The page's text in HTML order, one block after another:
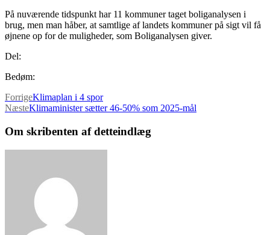
På nuværende tidspunkt har 11 kommuner taget boliganalysen i
brug, men man håber, at samtlige af landets kommuner på sigt vil få
øjnene op for de muligheder, som Boliganalysen giver.
Del:
Bedøm:
ForrigeKlimaplan i 4 spor
NæsteKlimaminister sætter 46-50% som 2025-mål
Om skribenten af detteindlæg